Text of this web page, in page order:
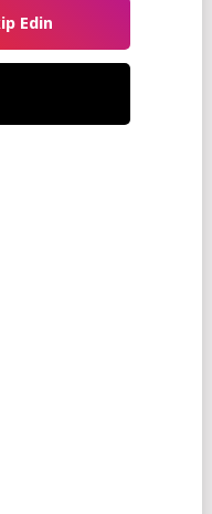
Edin